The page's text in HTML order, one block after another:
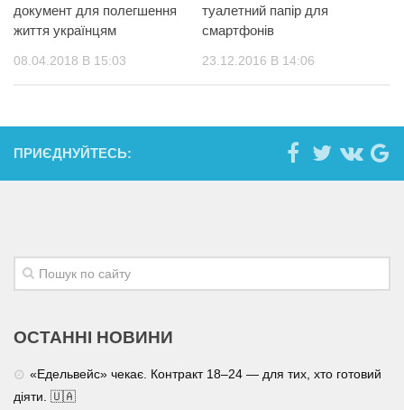
документ для полегшення
життя українцям
08.04.2018 В 15:03
туалетний папір для
смартфонів
23.12.2016 В 14:06
ПРИЄДНУЙТЕСЬ:
ОСТАННІ НОВИНИ
«Едельвейс» чекає. Контракт 18–24 — для тих, хто готовий
діяти. 🇺🇦